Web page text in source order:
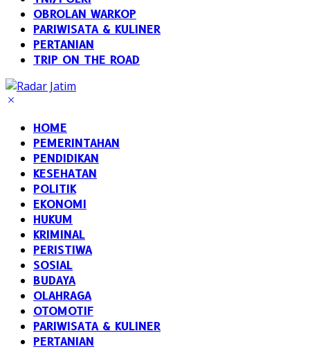
OBROLAN WARKOP
PARIWISATA & KULINER
PERTANIAN
TRIP ON THE ROAD
HOME
PEMERINTAHAN
PENDIDIKAN
KESEHATAN
POLITIK
EKONOMI
HUKUM
KRIMINAL
PERISTIWA
SOSIAL
BUDAYA
OLAHRAGA
OTOMOTIF
PARIWISATA & KULINER
PERTANIAN